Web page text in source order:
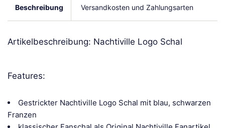
Beschreibung Versandkosten und Zahlungsarten
Artikelbeschreibung: Nachtiville Logo Schal
Features:
Gestrickter Nachtiville Logo Schal mit blau, schwarzen
Franzen